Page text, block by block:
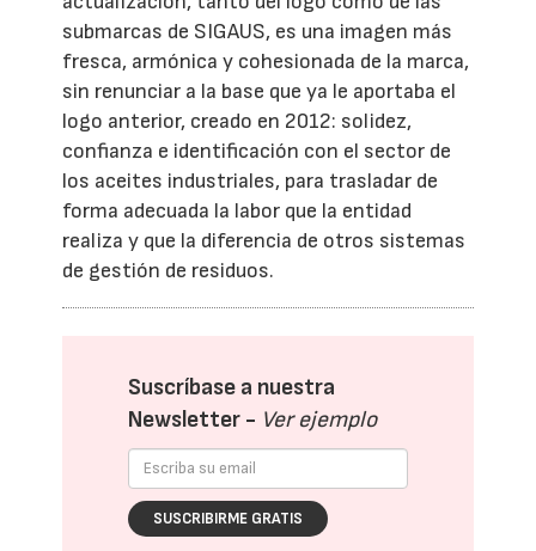
submarcas de SIGAUS, es una imagen más
fresca, armónica y cohesionada de la marca,
sin renunciar a la base que ya le aportaba el
logo anterior, creado en 2012: solidez,
confianza e identificación con el sector de
los aceites industriales, para trasladar de
forma adecuada la labor que la entidad
realiza y que la diferencia de otros sistemas
de gestión de residuos.
Suscríbase a nuestra
Newsletter - Ver ejemplo
SUSCRIBIRME GRATIS